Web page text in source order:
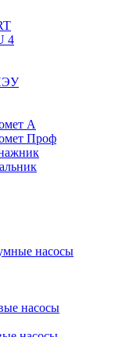
4
А
Проф
насосы
насосы